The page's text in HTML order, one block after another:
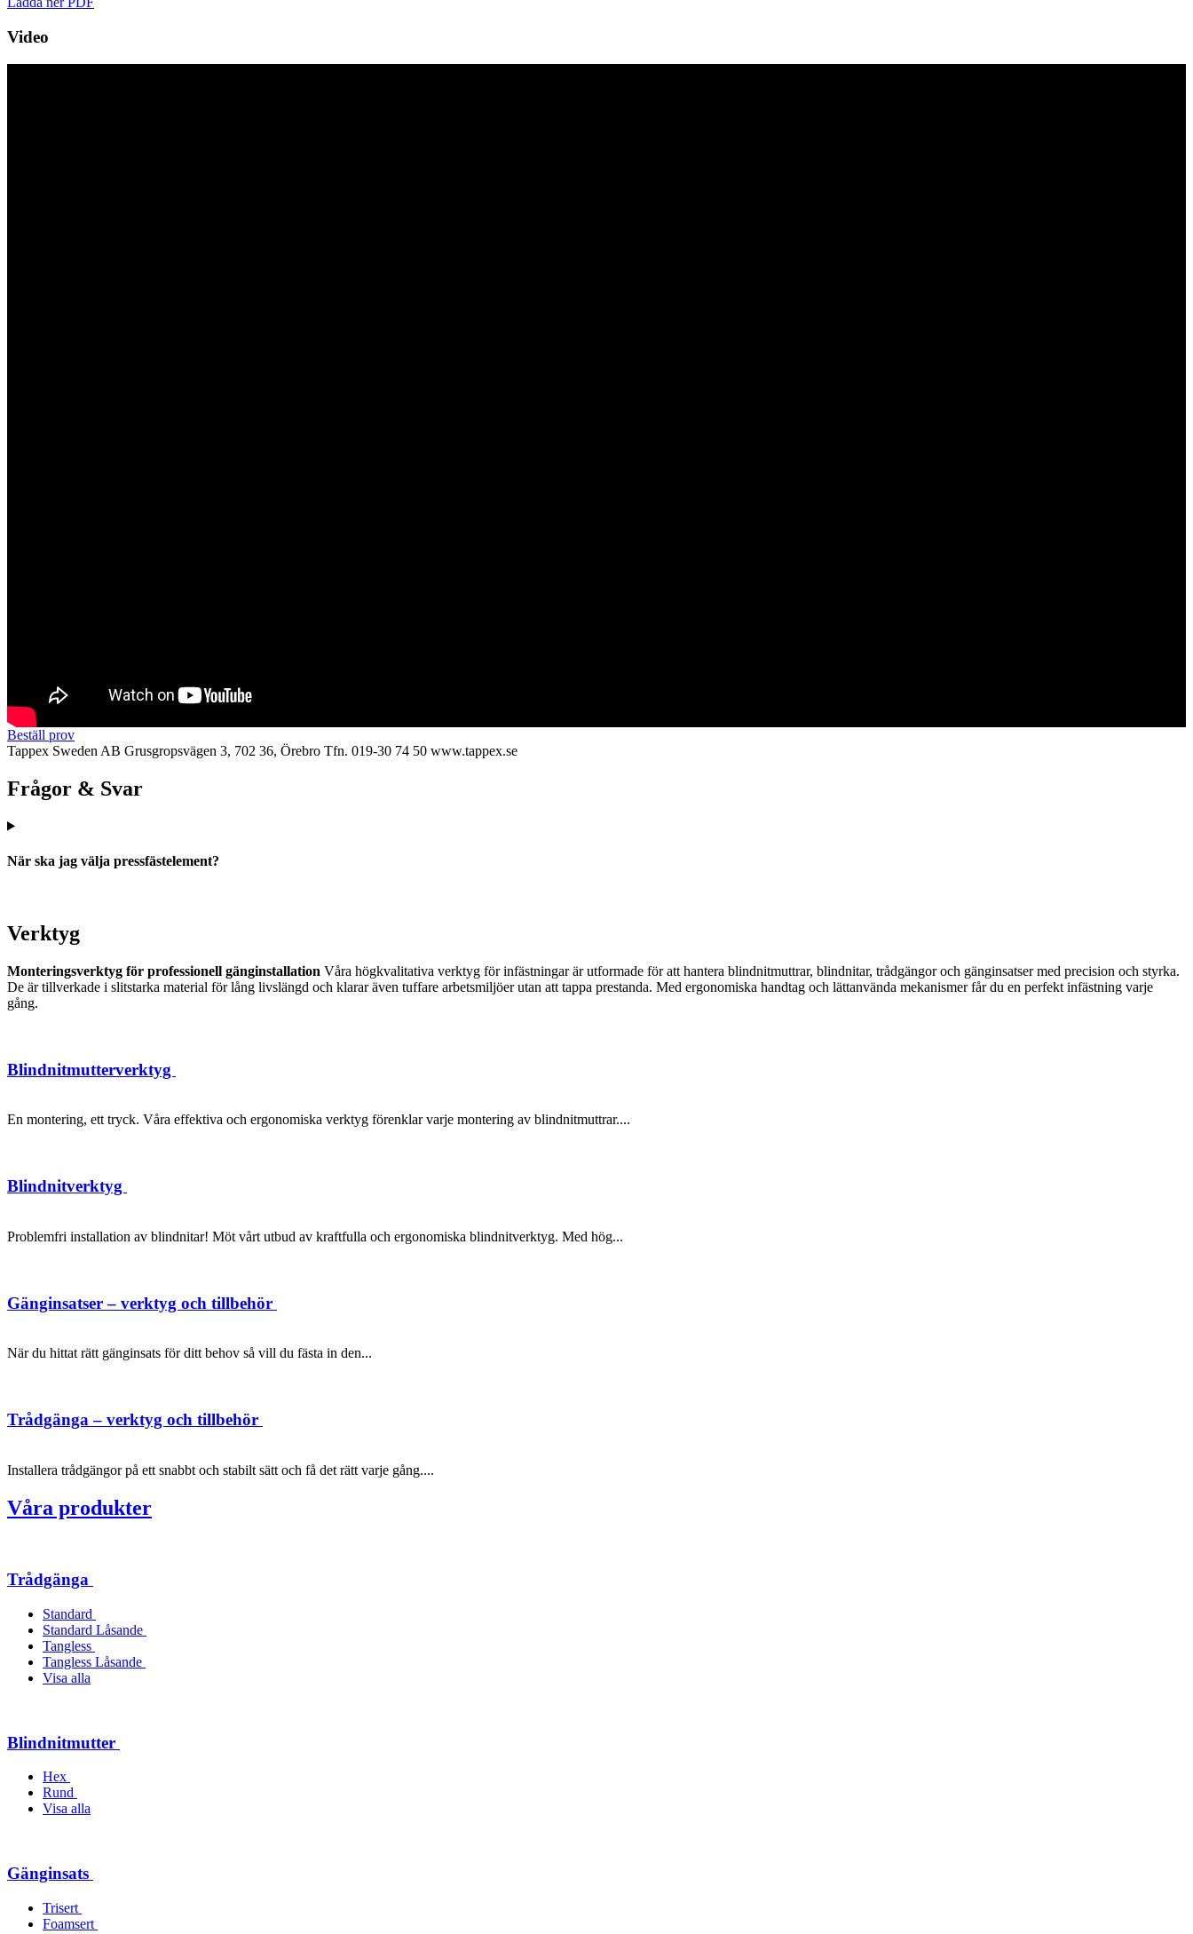
Video
Beställ prov
Tappex Sweden AB Grusgropsvägen 3, 702 36, Örebro Tfn. 019-30 74 50 www.tappex.se
Frågor & Svar
När ska jag välja pressfästelement?
Verktyg
Monteringsverktyg för professionell gänginstallation Våra högkvalitativa verktyg för infästningar är utformade för att hantera blindnitmuttrar, blindnitar, trådgängor och gänginsatser med precision och styrka.
De är tillverkade i slitstarka material för lång livslängd och klarar även tuffare arbetsmiljöer utan att tappa prestanda. Med ergonomiska handtag och lättanvända mekanismer får du en perfekt infästning varje
gång.
Blindnitmutterverktyg
En montering, ett tryck. Våra effektiva och ergonomiska verktyg förenklar varje montering av blindnitmuttrar....
Blindnitverktyg
Problemfri installation av blindnitar! Möt vårt utbud av kraftfulla och ergonomiska blindnitverktyg. Med hög...
Gänginsatser – verktyg och tillbehör
När du hittat rätt gänginsats för ditt behov så vill du fästa in den...
Trådgänga – verktyg och tillbehör
Installera trådgängor på ett snabbt och stabilt sätt och få det rätt varje gång....
Våra produkter
Trådgänga
Standard
Standard Låsande
Tangless
Tangless Låsande
Visa alla
Blindnitmutter
Hex
Rund
Visa alla
Gänginsats
Trisert
Foamsert